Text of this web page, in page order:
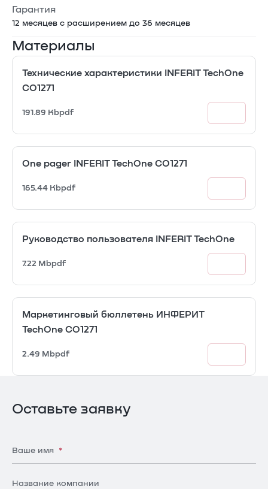
Гарантия
12 месяцев с расширением до 36 месяцев
Материалы
Технические характеристики INFERIT TechOne
CO1271
191.89 Kbpdf
One pager INFERIT TechOne CO1271
165.44 Kbpdf
Руководство пользователя INFERIT TechOne
7.22 Mbpdf
Маркетинговый бюллетень ИНФЕРИТ
TechOne CO1271
2.49 Mbpdf
Оставьте заявку
Ваше имя *
Название компании